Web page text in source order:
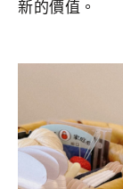
新的價值。